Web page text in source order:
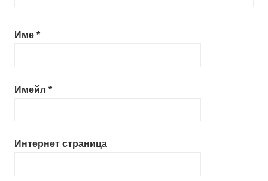
Име *
Имейл *
Интернет страница